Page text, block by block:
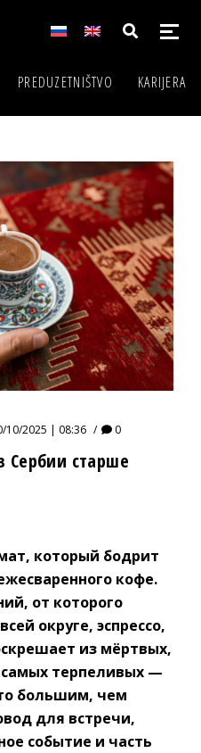
PREDUZETNIŠTVO KARIJERA
10/2025 | 08:36 0
Сербии старше
который бодрит
кофе.
от которого
округе, эспрессо,
из мёртвых,
терпеливых —
большим, чем
для встречи,
событие и часть